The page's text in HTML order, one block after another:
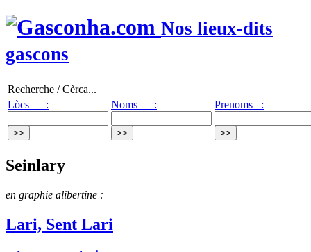
Nos lieux-dits
gascons
Recherche / Cèrca...
Lòcs :
Noms : Prenoms :
Seinlary
en graphie alibertine :
Lari, Sent Lari